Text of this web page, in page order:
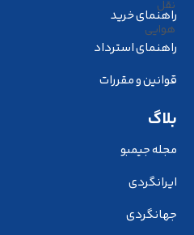
راهنمای خرید
راهنمای استرداد
قوانین و مقررات
بلاگ
مجله جیمبو
ایرانگردی
جهانگردی